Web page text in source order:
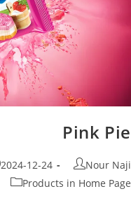
Pink Pie
Nour Naji
2024-12-24
Products in Home Page